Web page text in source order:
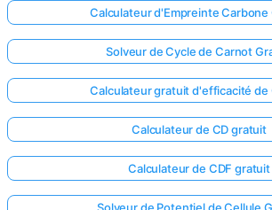
Calculateur d'Empreinte Carbone
Solveur de Cycle de Carnot
Calculateur gratuit d'efficacité de
Calculateur de CD gratuit
Calculateur de CDF gratuit